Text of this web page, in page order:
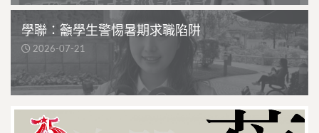
學聯：籲學生警惕暑期求職陷阱
2026-07-21